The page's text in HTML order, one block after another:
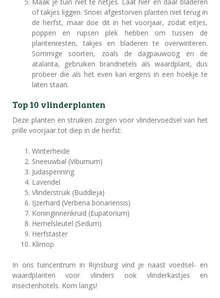
of takjes liggen. Snoei afgestorven planten niet terug in
de herfst, maar doe dit in het voorjaar, zodat eitjes,
poppen en rupsen plek hebben om tussen de
plantenresten, takjes en bladeren te overwinteren.
Sommige soorten, zoals de dagpauwoog en de
atalanta, gebruiken brandnetels als waardplant, dus
probeer die als het even kan ergens in een hoekje te
laten staan.
Top 10 vlinderplanten
Deze planten en struiken zorgen voor vlindervoedsel van het
prille voorjaar tot diep in de herfst:
Winterheide
Sneeuwbal (Viburnum)
Judaspenning
Lavendel
Vlinderstruik (Buddleja)
IJzerhard (Verbena bonariensis)
Koninginnenkruid (Eupatorium)
Hemelsleutel (Sedum)
Herfstaster
Klimop
In ons tuincentrum in Rijnsburg vind je naast voedsel- en
waardplanten voor vlinders ook vlinderkastjes en
insectenhotels. Kom langs!